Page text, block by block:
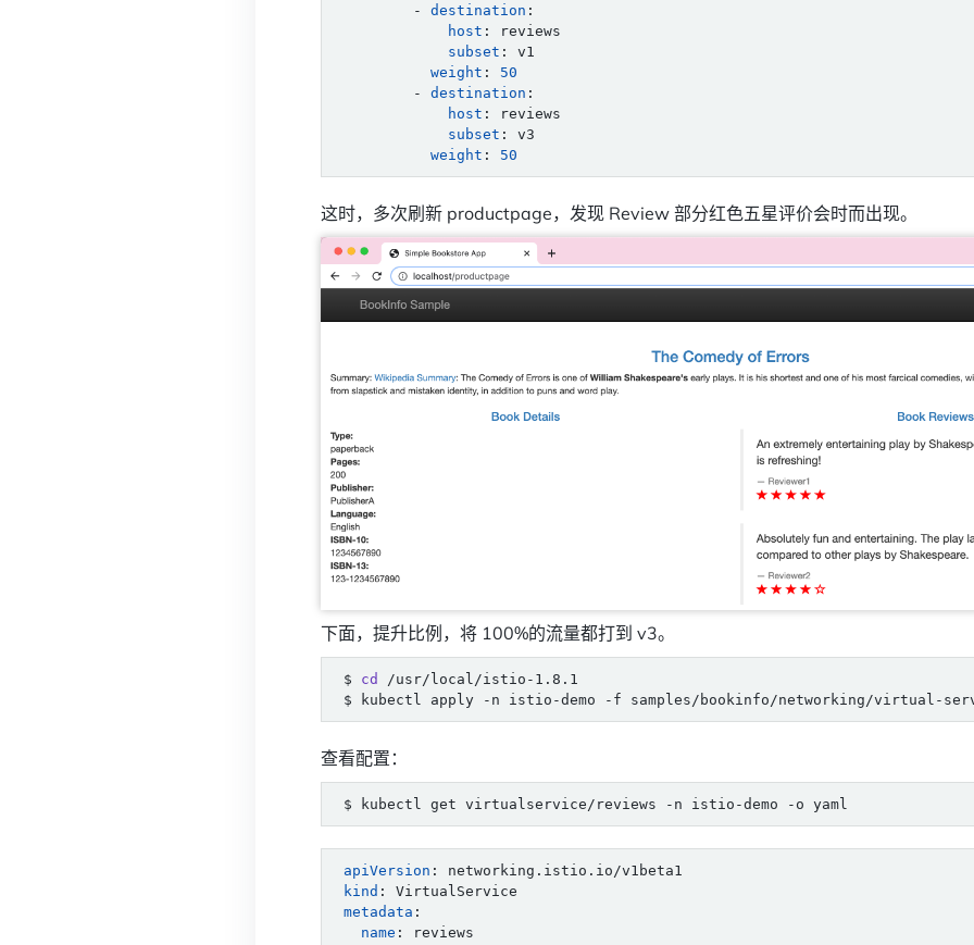
- destination :
host :
reviews
subset :
v1
weight :
50
- destination :
host :
reviews
subset :
v3
weight : 50
这时，多次刷新 productpage，发现 Review 部分红色五星评价会时而出现。
下面，提升比例，将 100%的流量都打到 v3。
$ cd
查看配置：
apiVersion :
networking.istio.io/v1beta1
kind :
VirtualService
metadata :
name :
reviews